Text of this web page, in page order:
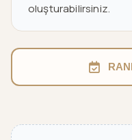
oluşturabilirsiniz.